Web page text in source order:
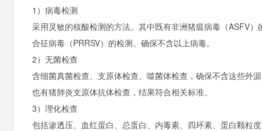
1）病毒检测
采用灵敏的核酸检测的方法。其中既有非洲猪瘟病毒（ASFV）
合征病毒（PRRSV）的检测。确保不含以上病毒。
2）无菌检查
含细菌真菌检查、支原体检查、噬菌体检查，确保不含这些外
也有猪肺炎支原体抗体检查，结果符合相关标准。
3）理化检查
包括渗透压、血红蛋白、总蛋白、内毒素、四环素、蛋白颗粒